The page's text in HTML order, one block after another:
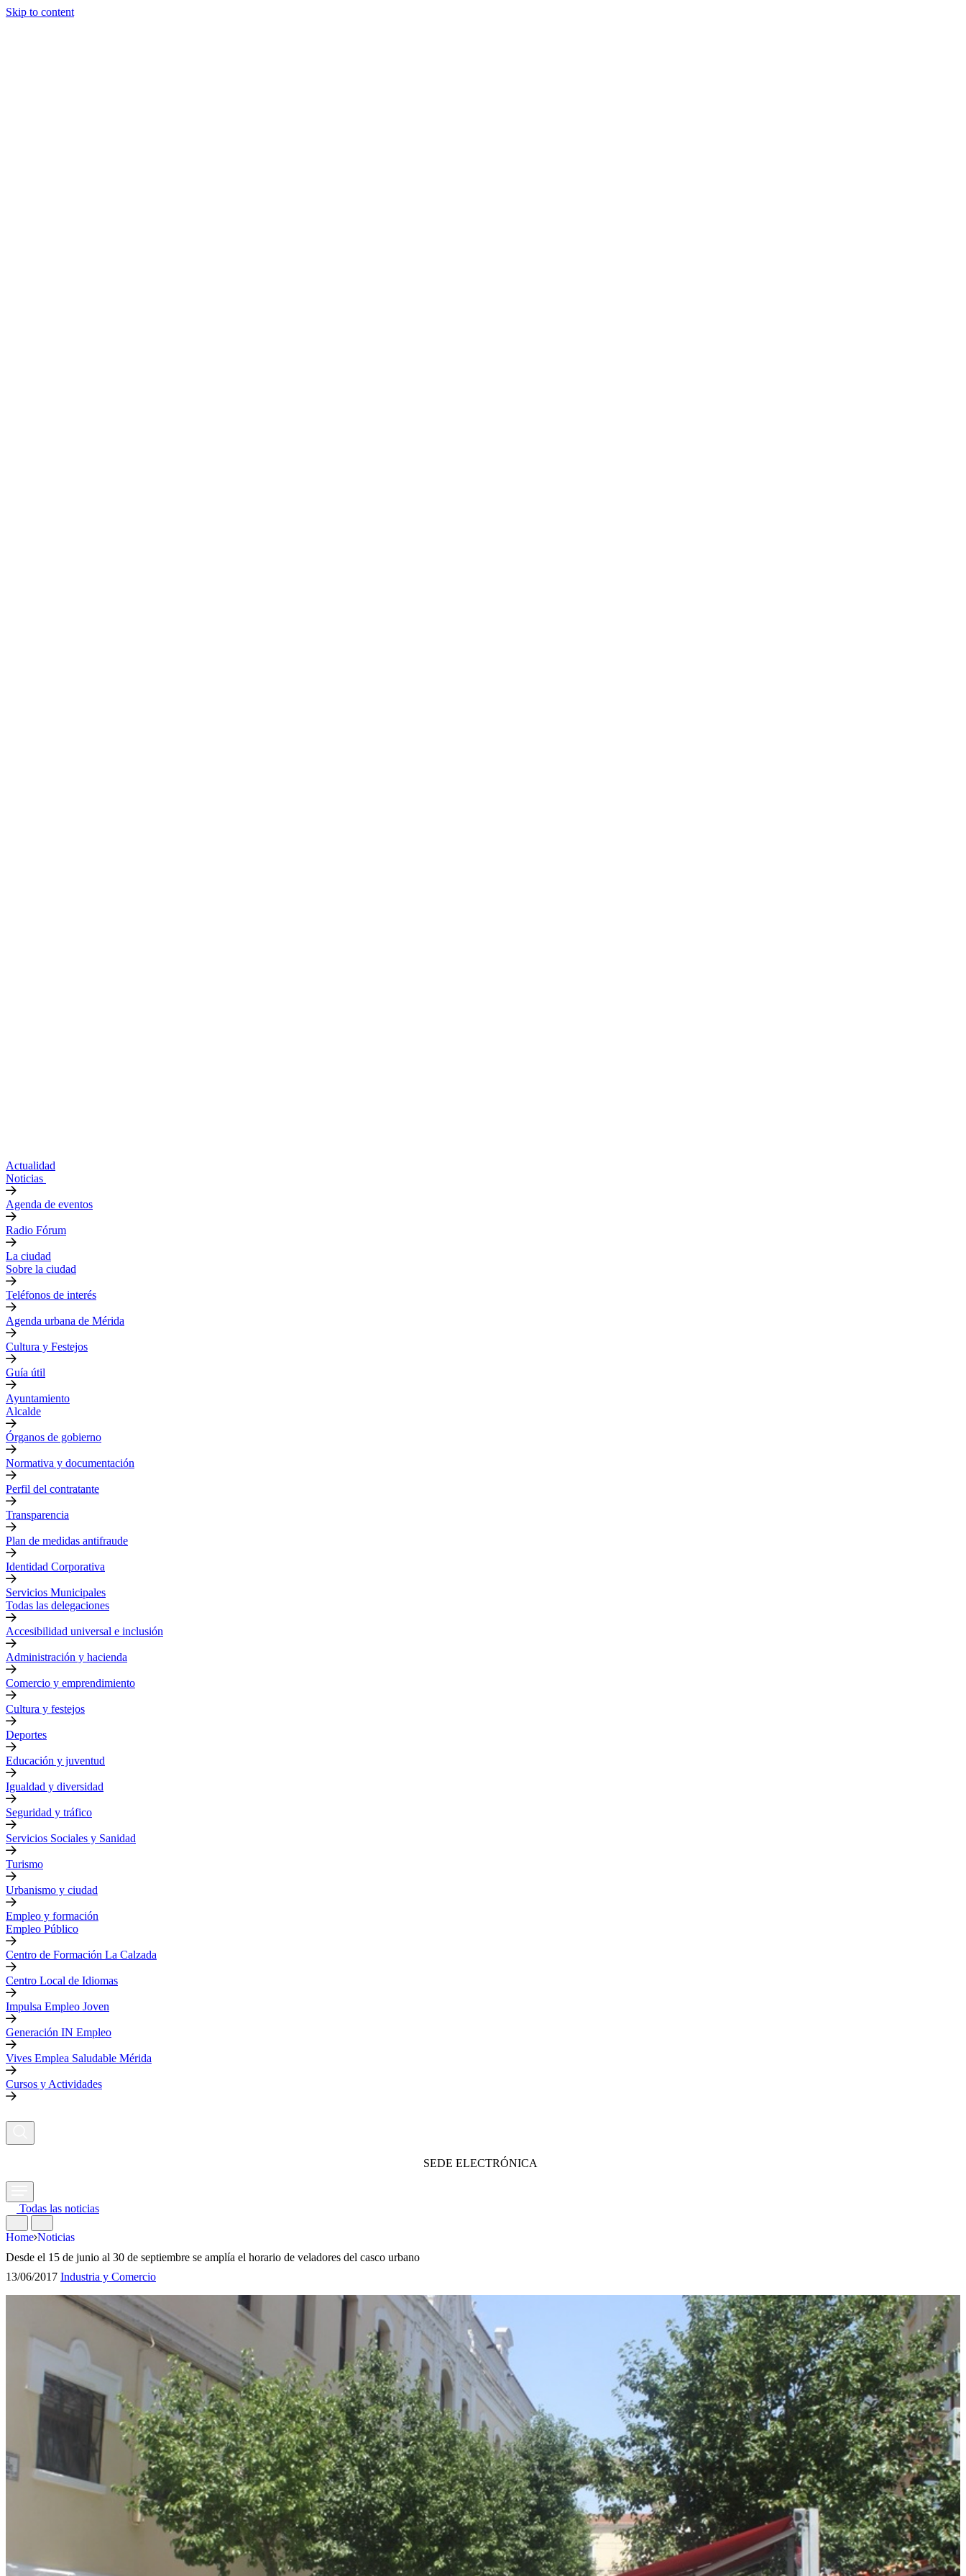
Skip to content
Actualidad
Noticias
Agenda de eventos
Radio Fórum
La ciudad
Sobre la ciudad
Teléfonos de interés
Agenda urbana de Mérida
Cultura y Festejos
Guía útil
Ayuntamiento
Alcalde
Órganos de gobierno
Normativa y documentación
Perfil del contratante
Transparencia
Plan de medidas antifraude
Identidad Corporativa
Servicios Municipales
Todas las delegaciones
Accesibilidad universal e inclusión
Administración y hacienda
Comercio y emprendimiento
Cultura y festejos
Deportes
Educación y juventud
Igualdad y diversidad
Seguridad y tráfico
Servicios Sociales y Sanidad
Turismo
Urbanismo y ciudad
Empleo y formación
Empleo Público
Centro de Formación La Calzada
Centro Local de Idiomas
Impulsa Empleo Joven
Generación IN Empleo
Vives Emplea Saludable Mérida
Cursos y Actividades
SEDE ELECTRÓNICA
Todas las noticias
Home Noticias
Desde el 15 de junio al 30 de septiembre se amplía el horario de veladores del casco urbano
13/06/2017 Industria y Comercio